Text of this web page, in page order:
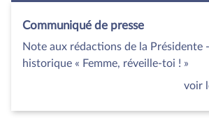
Communiqué de presse
Note aux rédactions de la Présidente
historique « Femme, réveille-toi ! »
voir